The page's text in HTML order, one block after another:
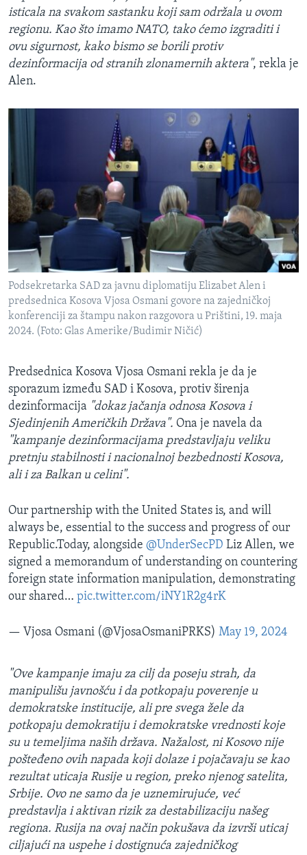
isticala na svakom sastanku koji sam održala u ovom
regionu. Kao što imamo NATO, tako ćemo izgraditi i
ovu sigurnost, kako bismo se borili protiv
dezinformacija od stranih zlonamernih aktera", rekla je
Alen.
Podsekretarka SAD za javnu diplomatiju Elizabet Alen i
predsednica Kosova Vjosa Osmani govore na zajedničkoj
konferenciji za štampu nakon razgovora u Prištini, 19. maja
2024. (Foto: Glas Amerike/Budimir Ničić)
Predsednica Kosova Vjosa Osmani rekla je da je
sporazum između SAD i Kosova, protiv širenja
dezinformacija "dokaz jačanja odnosa Kosova i
Sjedinjenih Američkih Država". Ona je navela da
"kampanje dezinformacijama predstavljaju veliku
pretnju stabilnosti i nacionalnoj bezbednosti Kosova,
ali i za Balkan u celini".
Our partnership with the United States is, and will
always be, essential to the success and progress of our
Republic.Today, alongside @UnderSecPD Liz Allen, we
signed a memorandum of understanding on countering
foreign state information manipulation, demonstrating
our shared… pic.twitter.com/iNY1R2g4rK
— Vjosa Osmani (@VjosaOsmaniPRKS) May 19, 2024
"Ove kampanje imaju za cilj da poseju strah, da
manipulišu javnošću i da potkopaju poverenje u
demokratske institucije, ali pre svega žele da
potkopaju demokratiju i demokratske vrednosti koje
su u temeljima naših država. Nažalost, ni Kosovo nije
pošteđeno ovih napada koji dolaze i pojačavaju se kao
rezultat uticaja Rusije u region, preko njenog satelita,
Srbije. Ovo ne samo da je uznemirujuće, već
predstavlja i aktivan rizik za destabilizaciju našeg
regiona. Rusija na ovaj način pokušava da izvrši uticaj
ciljajući na uspehe i dostignuća zajedničkog